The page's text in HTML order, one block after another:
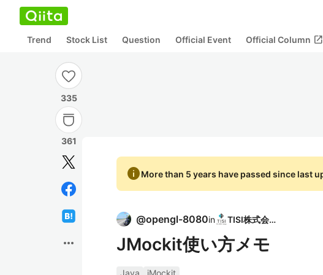
Trend Stock List Question Official Event Official Column open_in_new
335
361
more_horiz
infoMore than 5 years have passed since last
@opengl-8080in TISI株式会社
JMockit使い方メモ
Java
jMockit